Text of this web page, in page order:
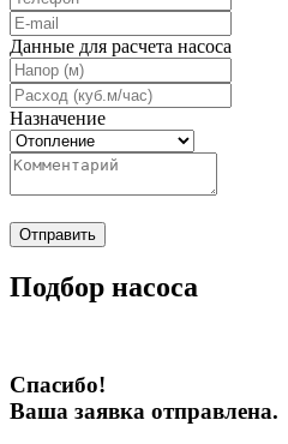
Данные для расчета насоса
Назначение
Отправить
Подбор насоса
Спасибо!
Ваша заявка отправлена.